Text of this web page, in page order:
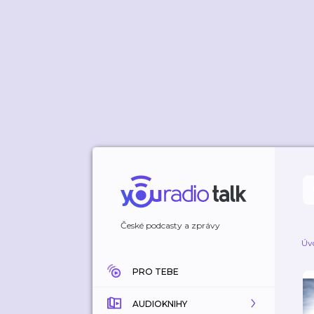
České podcasty a zprávy
PRO TEBE
AUDIOKNIHY